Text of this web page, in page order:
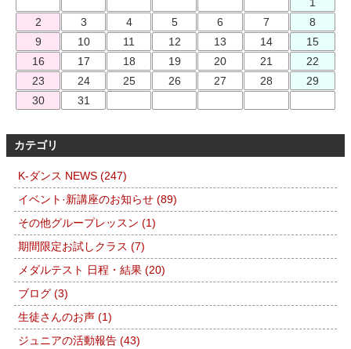
2
3 4 5 6 7
8
9
10 11 12 13 14
15
16
17 18 19 20 21
22
23
24 25 26 27 28
29
30
31
カテゴリ
K-ダンス NEWS (247)
イベント·新講座のお知らせ (89)
その他グループレッスン (1)
期間限定お試しクラス (7)
メダルテスト 日程・結果 (20)
ブログ (3)
生徒さんのお声 (1)
ジュニアの活動報告 (43)